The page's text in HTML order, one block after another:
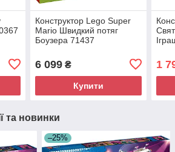
Конструктор Lego Super
Mario Швидкий потяг
Боузера 71437
6 099₴
Купити
1
та новинки
–25%